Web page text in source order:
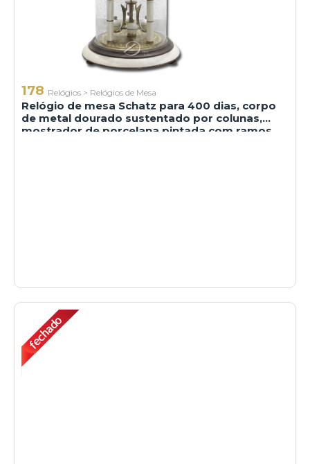
178 Relógios > Relógios de Mesa
Relógio de mesa Schatz para 400 dias, corpo
de metal dourado sustentado por colunas,
mostrador de porcelana pintada com ramos